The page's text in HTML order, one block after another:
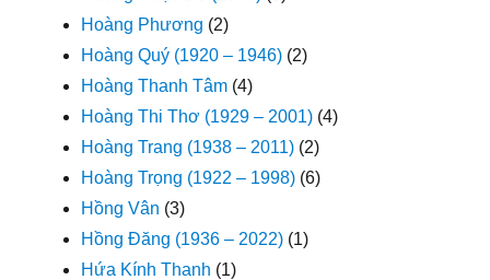
Hoàng Phương (2)
Hoàng Quý (1920 – 1946) (2)
Hoàng Thanh Tâm (4)
Hoàng Thi Thơ (1929 – 2001) (4)
Hoàng Trang (1938 – 2011) (2)
Hoàng Trọng (1922 – 1998) (6)
Hồng Vân (3)
Hồng Đăng (1936 – 2022) (1)
Hứa Kính Thanh (1)